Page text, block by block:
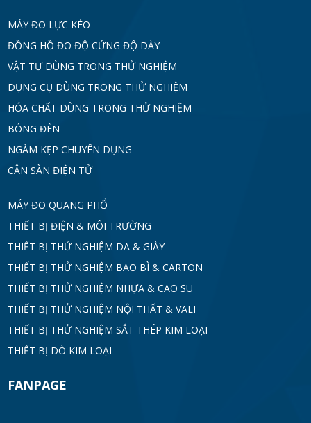
MÁY ĐO LỰC KÉO
ĐỒNG HỒ ĐO ĐỘ CỨNG ĐỘ DÀY
VẬT TƯ DÙNG TRONG THỬ NGHIỆM
DỤNG CỤ DÙNG TRONG THỬ NGHIỆM
HÓA CHẤT DÙNG TRONG THỬ NGHIỆM
BÓNG ĐÈN
NGÀM KẸP CHUYÊN DỤNG
CÂN SÀN ĐIỆN TỬ
MÁY ĐO QUANG PHỔ
THIẾT BỊ ĐIỆN & MÔI TRƯỜNG
THIẾT BỊ THỬ NGHIỆM DA & GIÀY
THIẾT BỊ THỬ NGHIỆM BAO BÌ & CARTON
THIẾT BỊ THỬ NGHIỆM NHỰA & CAO SU
THIẾT BỊ THỬ NGHIỆM NỘI THẤT & VALI
THIẾT BỊ THỬ NGHIỆM SẮT THÉP KIM LOẠI
THIẾT BỊ DÒ KIM LOẠI
FANPAGE